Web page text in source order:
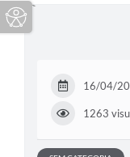
16/04/
1263